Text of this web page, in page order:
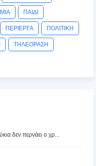
ΠΑΙΔΙ
ΠΕΡΙΕΡΓΑ ΠΟΛΙΤΙΚΗ
ΤΗΛΕΟΡΑΣΗ
δεν περνάει ο χρ...